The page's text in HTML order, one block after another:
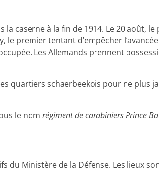
caserne à la fin de 1914. Le 20 août,
premier tentant d’empêcher
Les Allemands prennent
quartiers schaerbeekois pour ne plus
le nomrégiment de carabiniers Prince
du Ministère de la Défense. Les lieux